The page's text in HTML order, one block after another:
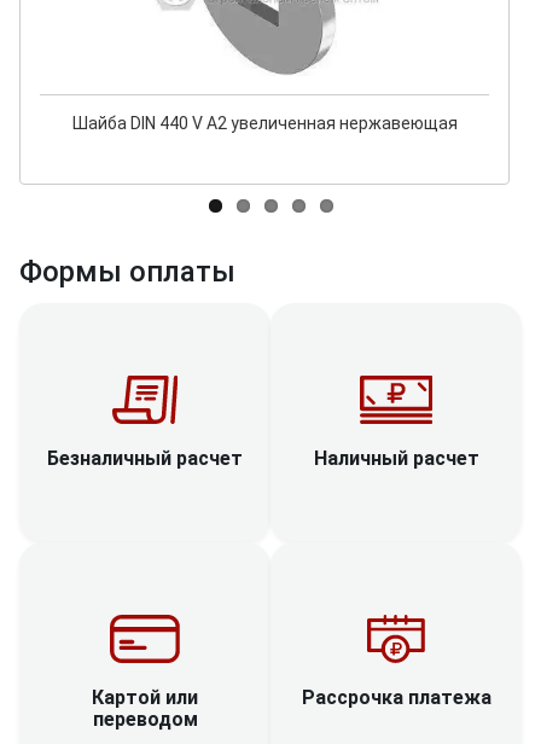
Шайба DIN 440 V А2 увеличенная нержавеющая
Формы оплаты
Безналичный расчет Наличный расчет
Картой или
переводом
Рассрочка платежа